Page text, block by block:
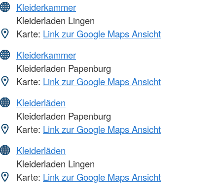
Kleiderkammer
Kleiderladen Lingen
Karte: Link zur Google Maps Ansicht
Kleiderkammer
Kleiderladen Papenburg
Karte: Link zur Google Maps Ansicht
Kleiderläden
Kleiderladen Papenburg
Karte: Link zur Google Maps Ansicht
Kleiderläden
Kleiderladen Lingen
Karte: Link zur Google Maps Ansicht